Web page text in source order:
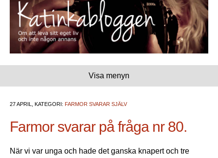
Visa menyn
27 APRIL, KATEGORI: FARMOR SVARAR SJÄLV
Farmor svarar på fråga nr 80.
När vi var unga och hade det ganska knapert och tre